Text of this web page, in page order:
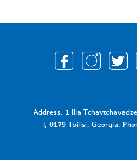
Address: 1 Ilia
I, 0179 Tbilisi, Georgia.